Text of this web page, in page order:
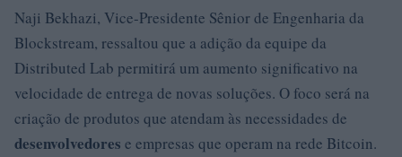
Naji Bekhazi, Vice-Presidente Sênior de Engenharia da
Blockstream, ressaltou que a adição da equipe da
Distributed Lab permitirá um aumento significativo na
velocidade de entrega de novas soluções. O foco será na
criação de produtos que atendam às necessidades de
desenvolvedores e empresas que operam na rede Bitcoin.